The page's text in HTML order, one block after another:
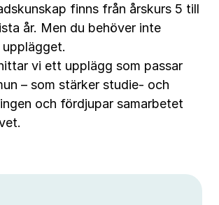
finns från årskurs 5 till
år. Men du behöver inte
upplägget.
vi ett upplägg som passar
– som stärker studie- och
och fördjupar samarbetet